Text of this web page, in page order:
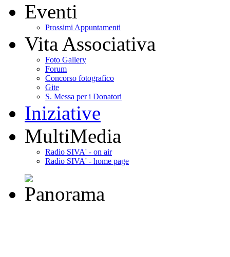
Eventi
Prossimi Appuntamenti
Vita Associativa
Foto Gallery
Forum
Concorso fotografico
Gite
S. Messa per i Donatori
Iniziative
MultiMedia
Radio SIVA' - on air
Radio SIVA' - home page